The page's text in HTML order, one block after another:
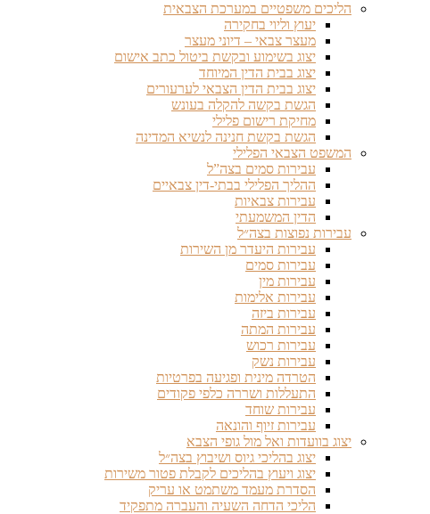
הליכים משפטיים במערכת הצבאית
יעוץ וליוי בחקירה
מעצר צבאי – דיוני מעצר
יצוג בשימוע ובקשת ביטול כתב אישום
יצוג בבית הדין המיוחד
יצוג בבית הדין הצבאי לערעורים
הגשת בקשה להקלה בעונש
מחיקת רישום פלילי
הגשת בקשת חנינה לנשיא המדינה
המשפט הצבאי הפלילי
עבירות סמים בצה”ל
ההליך הפלילי בבתי-דין צבאיים
עבירות צבאיות
הדין המשמעתי
עבירות נפוצות בצה״ל
עבירות היעדר מן השירות
עבירות סמים
עבירות מין
עבירות אלימות
עבירות ביזה
עבירות המתה
עבירות רכוש
עבירות נשק
הטרדה מינית ופגיעה בפרטיות
התעללות ושררה כלפי פקודים
עבירות שוחד
עבירות זיוף והונאה
יצוג בוועדות ואל מול גופי הצבא
יצוג בהליכי גיוס ושיבוץ בצה״ל
יצוג ויעוץ בהליכים לקבלת פטור משירות
הסדרת מעמד משתמט או עריק
הליכי הדחה השעיה והעברה מתפקיד